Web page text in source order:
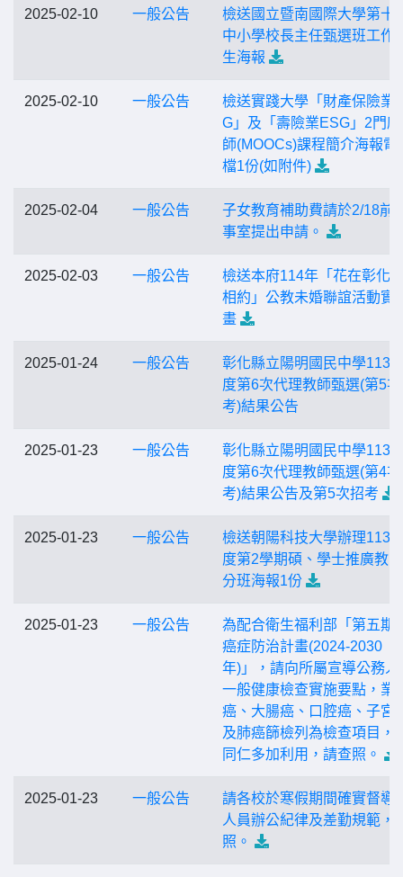
2025-02-10 一般公告
檢送國立暨南國際大學第十
中小學校長主任甄選班工作
生海報
2025-02-10 一般公告
檢送實踐大學「財產保險業
G」及「壽險業ESG」2門
師(MOOCs)課程簡介海報電
檔1份(如附件)
2025-02-04 一般公告
子女教育補助費請於2/18前
事室提出申請。
2025-02-03 一般公告
檢送本府114年「花在彰化·
相約」公教未婚聯誼活動實
畫
2025-01-24 一般公告
彰化縣立陽明國民中學113
度第6次代理教師甄選(第5
考)結果公告
2025-01-23 一般公告
彰化縣立陽明國民中學113
度第6次代理教師甄選(第4
考)結果公告及第5次招考
2025-01-23 一般公告
檢送朝陽科技大學辦理113
度第2學期碩、學士推廣教
分班海報1份
2025-01-23 一般公告
為配合衛生福利部「第五期
癌症防治計畫(2024-2030
年)」，請向所屬宣導公務人
一般健康檢查實施要點，業
癌、大腸癌、口腔癌、子宮
及肺癌篩檢列為檢查項目，
同仁多加利用，請查照。
2025-01-23 一般公告
請各校於寒假期間確實督導
人員辦公紀律及差勤規範，
照。